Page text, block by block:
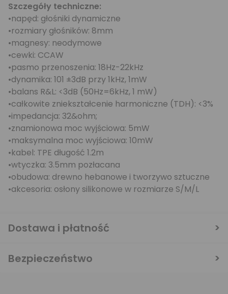
Szczegóły techniczne:
•napęd: głośniki dynamiczne
•rozmiary głośników: 8mm
•magnesy: neodymowe
•cewki: CCAW
•pasmo przenoszenia: 18Hz-22kHz
•dynamika: 101 ±3dB przy 1kHz, 1mW
•balans R&L: <3dB (50Hz=6kHz, 1 mW)
•całkowite zniekształcenie harmoniczne (TDH): <3%
•impedancja: 32&ohm;
•znamionowa moc wyjściowa: 5mW
•maksymalna moc wyjściowa: 10mW
•kabel: TPE długość 1.2m
•wtyczka: 3.5mm pozłacana
•obudowa: drewno hebanowe i tworzywo sztuczne
•akcesoria: osłony silikonowe w rozmiarze S/M/L
Dostawa i płatność
Bezpieczeństwo